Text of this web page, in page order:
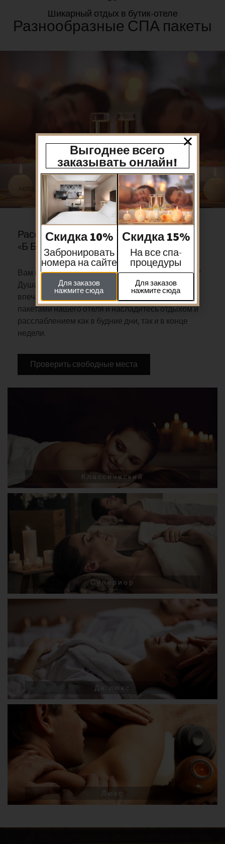
Шикарный отдых в бутик-отеле
Разнообразные СПА пакеты
Классический
Супериор
Де люкс
Люкс
Расслабляющие СПА процедуры отеля
«Б Бердичевский»
Вам предстоит особое мероприятие? Отдыхаете?
Душа просит удовольствий и приятных
впечатлений? Ознакомьтесь с различными СПА-
пакетами нашего отеля и насладитесь отдыхом и
расслаблением как в будние дни, так и в конце
недели.
Проверить свободные места
Выгоднее всего
заказывать онлайн!
Скидка 10%
Забронировать
номера на сайте
Для заказов
нажмите сюда
Скидка 15%
На все спа-
процедуры
Для заказов
нажмите сюда